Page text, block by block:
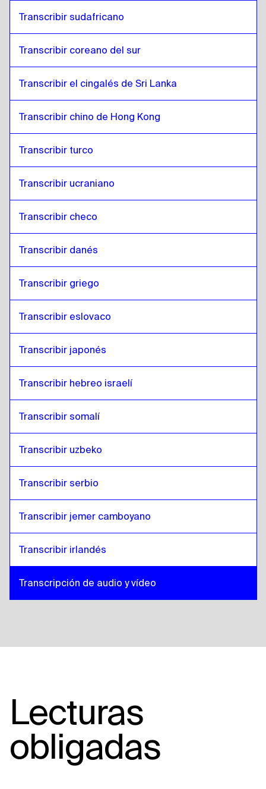
Transcribir sudafricano
Transcribir coreano del sur
Transcribir el cingalés de Sri Lanka
Transcribir chino de Hong Kong
Transcribir turco
Transcribir ucraniano
Transcribir checo
Transcribir danés
Transcribir griego
Transcribir eslovaco
Transcribir japonés
Transcribir hebreo israelí
Transcribir somalí
Transcribir uzbeko
Transcribir serbio
Transcribir jemer camboyano
Transcribir irlandés
Transcripción de audio y vídeo
Lecturas
obligadas